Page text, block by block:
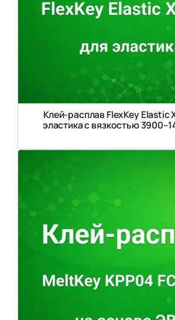
Клей-расплав FlexKey Elastic
эластика с вязкостью